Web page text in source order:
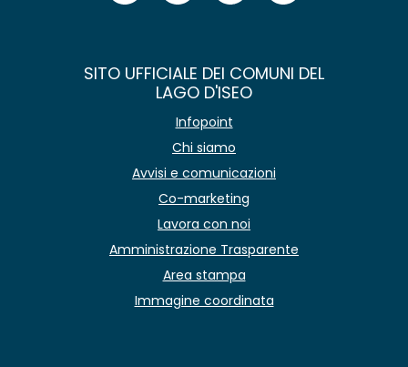
SITO UFFICIALE DEI COMUNI DEL
LAGO D'ISEO
Infopoint
Chi siamo
Avvisi e comunicazioni
Co-marketing
Lavora con noi
Amministrazione Trasparente
Area stampa
Immagine coordinata